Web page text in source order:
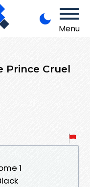
Menu
Prince Cruel
1